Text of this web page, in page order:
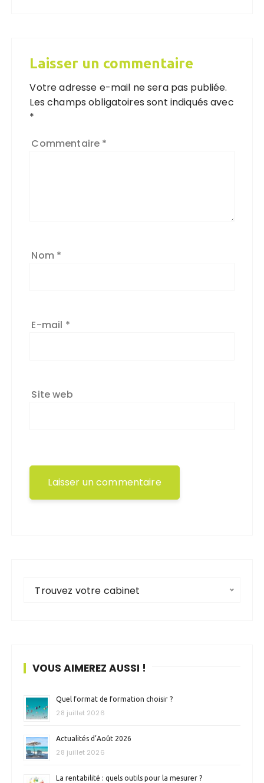
Laisser un commentaire
Votre adresse e-mail ne sera pas publiée.
Les champs obligatoires sont indiqués avec
*
Commentaire *
Nom *
E-mail *
Site web
Trouvez votre cabinet
VOUS AIMEREZ AUSSI !
Quel format de formation choisir ?
28 juillet 2026
Actualités d’Août 2026
28 juillet 2026
La rentabilité : quels outils pour la mesurer ?